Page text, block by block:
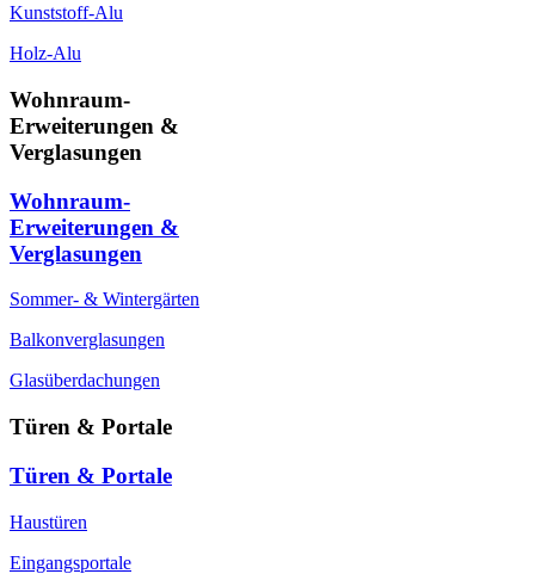
Kunststoff-Alu
Holz-Alu
Wohnraum-
Erweiterungen &
Verglasungen
Wohnraum-
Erweiterungen &
Verglasungen
Sommer- & Wintergärten
Balkonverglasungen
Glasüberdachungen
Türen & Portale
Türen & Portale
Haustüren
Eingangsportale